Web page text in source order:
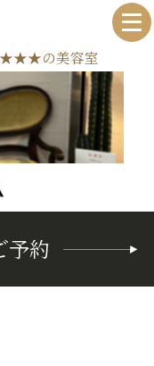
の美容室
約